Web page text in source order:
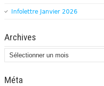
Infolettre Janvier 2026
Archives
Archives
Méta